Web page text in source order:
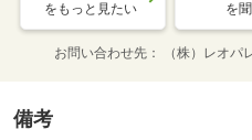
をもっと見たい を聞
お問い合わせ先 （株）レオパ
備考